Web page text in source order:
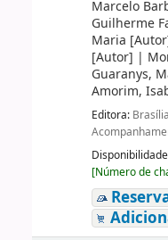
Marcelo
Guilherme
Maria
[Autor] |
Guaranys,
Amorim,
Editora:
[Número de